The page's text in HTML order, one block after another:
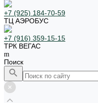
+7 (925) 184-70-59
ТЦ АЭРОБУС
+7 (916) 359-15-15
ТРК ВЕГАС
Поиск